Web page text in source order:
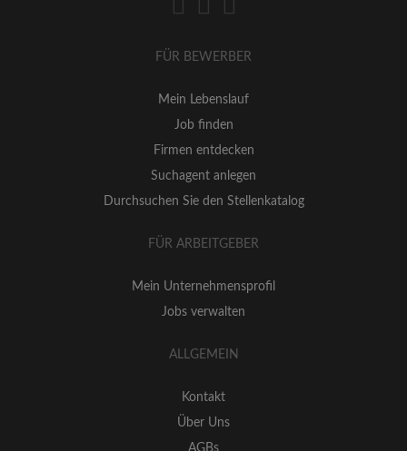
FÜR BEWERBER
Mein Lebenslauf
Job finden
Firmen entdecken
Suchagent anlegen
Durchsuchen Sie den Stellenkatalog
FÜR ARBEITGEBER
Mein Unternehmensprofil
Jobs verwalten
ALLGEMEIN
Kontakt
Über Uns
AGBs